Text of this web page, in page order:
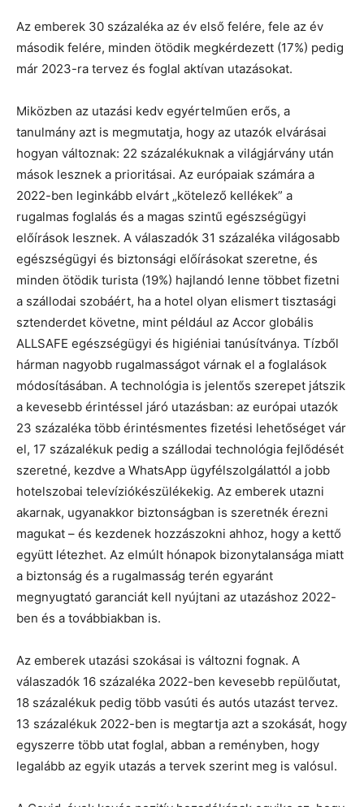
Az emberek 30 százaléka az év első felére, fele az év
második felére, minden ötödik megkérdezett (17%) pedig
már 2023-ra tervez és foglal aktívan utazásokat.
Miközben az utazási kedv egyértelműen erős, a
tanulmány azt is megmutatja, hogy az utazók elvárásai
hogyan változnak: 22 százalékuknak a világjárvány után
mások lesznek a prioritásai. Az európaiak számára a
2022-ben leginkább elvárt „kötelező kellékek” a
rugalmas foglalás és a magas szintű egészségügyi
előírások lesznek. A válaszadók 31 százaléka világosabb
egészségügyi és biztonsági előírásokat szeretne, és
minden ötödik turista (19%) hajlandó lenne többet fizetni
a szállodai szobáért, ha a hotel olyan elismert tisztasági
sztenderdet követne, mint például az Accor globális
ALLSAFE egészségügyi és higiéniai tanúsítványa. Tízből
hárman nagyobb rugalmasságot várnak el a foglalások
módosításában. A technológia is jelentős szerepet játszik
a kevesebb érintéssel járó utazásban: az európai utazók
23 százaléka több érintésmentes fizetési lehetőséget vár
el, 17 százalékuk pedig a szállodai technológia fejlődését
szeretné, kezdve a WhatsApp ügyfélszolgálattól a jobb
hotelszobai televíziókészülékekig. Az emberek utazni
akarnak, ugyanakkor biztonságban is szeretnék érezni
magukat – és kezdenek hozzászokni ahhoz, hogy a kettő
együtt létezhet. Az elmúlt hónapok bizonytalansága miatt
a biztonság és a rugalmasság terén egyaránt
megnyugtató garanciát kell nyújtani az utazáshoz 2022-
ben és a továbbiakban is.
Az emberek utazási szokásai is változni fognak. A
válaszadók 16 százaléka 2022-ben kevesebb repülőutat,
18 százalékuk pedig több vasúti és autós utazást tervez.
13 százalékuk 2022-ben is megtartja azt a szokását, hogy
egyszerre több utat foglal, abban a reményben, hogy
legalább az egyik utazás a tervek szerint meg is valósul.